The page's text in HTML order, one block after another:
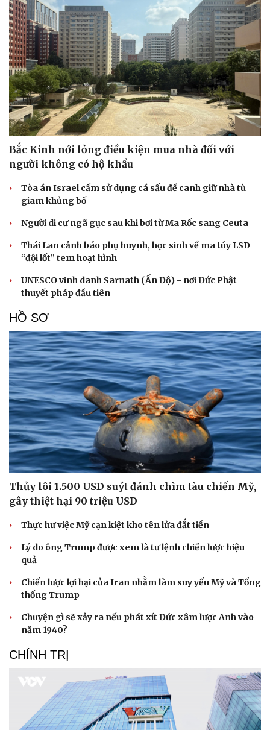
Cải chính
Bắc Kinh nới lỏng điều kiện mua nhà đối với
người không có hộ khẩu
Tòa án Israel cấm sử dụng cá sấu để canh giữ nhà tù
giam khủng bố
Người di cư ngã gục sau khi bơi từ Ma Rốc sang Ceuta
Thái Lan cảnh báo phụ huynh, học sinh về ma túy LSD
“đội lốt” tem hoạt hình
UNESCO vinh danh Sarnath (Ấn Độ) - nơi Đức Phật
thuyết pháp đầu tiên
HỒ SƠ
Thủy lôi 1.500 USD suýt đánh chìm tàu chiến Mỹ,
gây thiệt hại 90 triệu USD
Thực hư việc Mỹ cạn kiệt kho tên lửa đắt tiền
Lý do ông Trump được xem là tư lệnh chiến lược hiệu
quả
Chiến lược lợi hại của Iran nhằm làm suy yếu Mỹ và Tổng
thống Trump
Chuyện gì sẽ xảy ra nếu phát xít Đức xâm lược Anh vào
năm 1940?
CHÍNH TRỊ